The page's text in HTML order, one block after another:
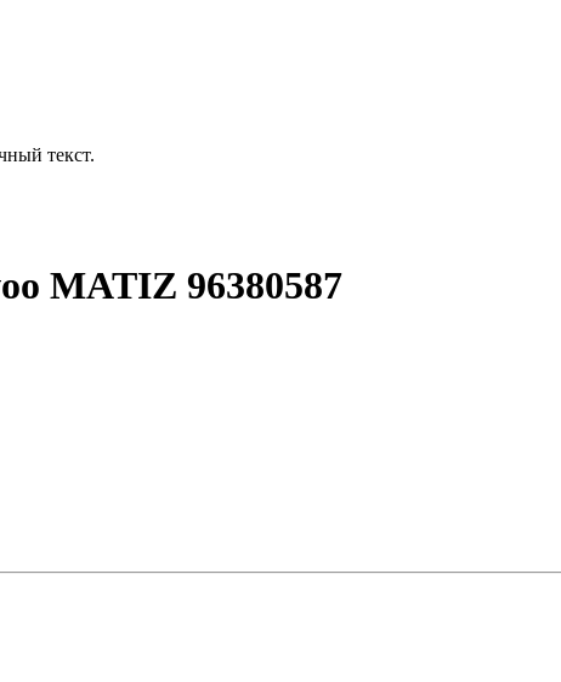
текст.
MATIZ 96380587